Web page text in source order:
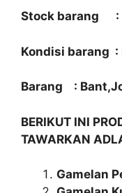
Stock barang :
Kondisi barang :
Barang :
BERIKUT INI
TAWARKAN
Gamelan